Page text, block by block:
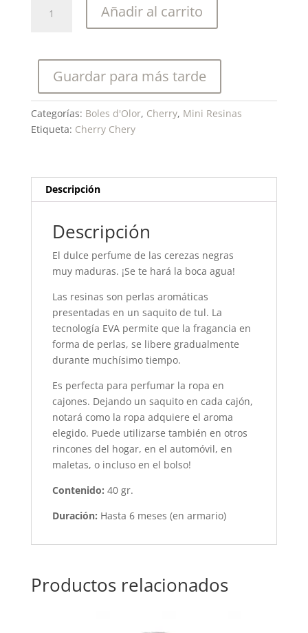
d'olor-
Mini
Resina
Perfumada
cantidad
Añadir al carrito
Guardar para más tarde
Categorías: Boles d'Olor, Cherry, Mini Resinas
Etiqueta: Cherry Chery
Descripción
Descripción
El dulce perfume de las cerezas negras
muy maduras. ¡Se te hará la boca agua!
Las resinas son perlas aromáticas
presentadas en un saquito de tul. La
tecnología EVA permite que la fragancia en
forma de perlas, se libere gradualmente
durante muchísimo tiempo.
Es perfecta para perfumar la ropa en
cajones. Dejando un saquito en cada cajón,
notará como la ropa adquiere el aroma
elegido. Puede utilizarse también en otros
rincones del hogar, en el automóvil, en
maletas, o incluso en el bolso!
Contenido: 40 gr.
Duración: Hasta 6 meses (en armario)
Productos relacionados